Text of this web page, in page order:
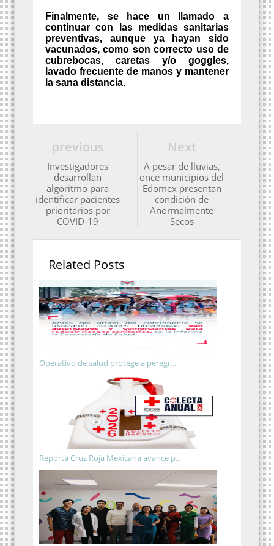
Finalmente, se hace un llamado a
continuar con las medidas sanitarias
preventivas, aunque ya hayan sido
vacunados, como son correcto uso de
cubrebocas, caretas y/o goggles,
lavado frecuente de manos y mantener
la sana distancia.
Next
A pesar de lluvias,
once municipios del
Edomex presentan
condición de
Anormalmente
Secos
previous
Investigadores
desarrollan
algoritmo para
identificar pacientes
prioritarios por
COVID-19
Related Posts
Operativo de salud protege a peregr...
Reporta Cruz Roja Mexicana avance p...